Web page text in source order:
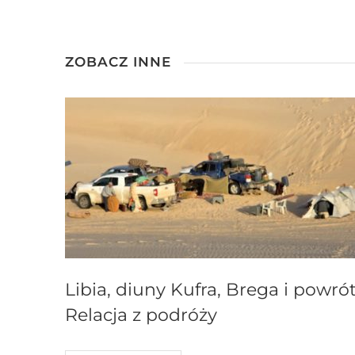
ZOBACZ INNE
Libia, diuny Kufra, Brega i
Relacja z podróży